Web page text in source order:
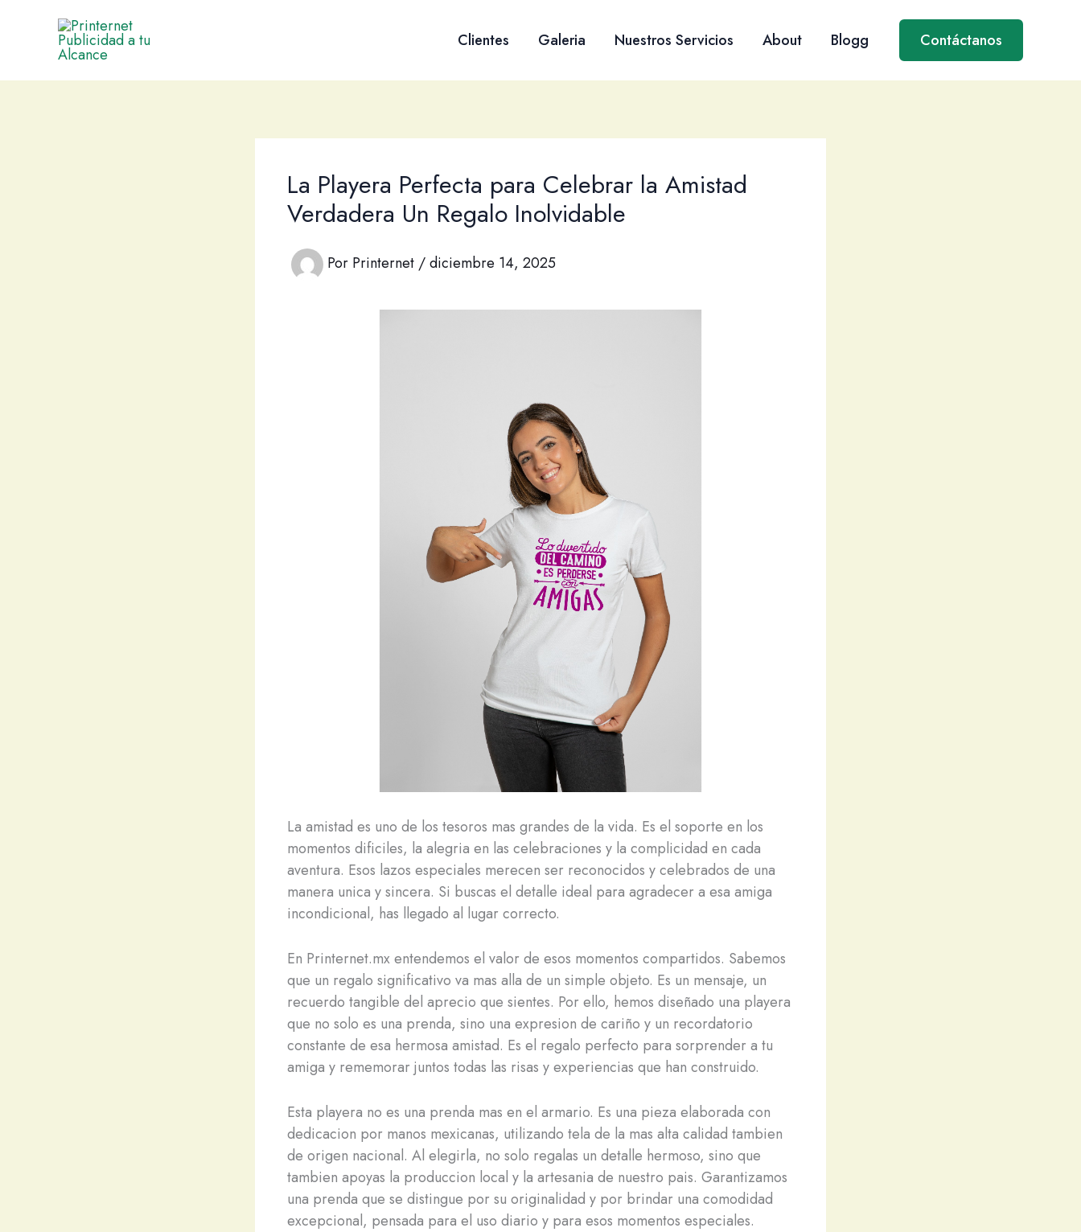
contenido
Clientes Galeria Nuestros Servicios About Blogg Contáctanos
La Playera Perfecta para Celebrar la Amistad
Verdadera Un Regalo Inolvidable
Por Printernet /diciembre 14, 2025
La amistad es uno de los tesoros mas grandes de la vida. Es el soporte en los
momentos dificiles, la alegria en las celebraciones y la complicidad en cada
aventura. Esos lazos especiales merecen ser reconocidos y celebrados de una
manera unica y sincera. Si buscas el detalle ideal para agradecer a esa amiga
incondicional, has llegado al lugar correcto.
En Printernet.mx entendemos el valor de esos momentos compartidos. Sabemos
que un regalo significativo va mas alla de un simple objeto. Es un mensaje, un
recuerdo tangible del aprecio que sientes. Por ello, hemos diseñado una playera
que no solo es una prenda, sino una expresion de cariño y un recordatorio
constante de esa hermosa amistad. Es el regalo perfecto para sorprender a tu
amiga y rememorar juntos todas las risas y experiencias que han construido.
Esta playera no es una prenda mas en el armario. Es una pieza elaborada con
dedicacion por manos mexicanas, utilizando tela de la mas alta calidad tambien
de origen nacional. Al elegirla, no solo regalas un detalle hermoso, sino que
tambien apoyas la produccion local y la artesania de nuestro pais. Garantizamos
una prenda que se distingue por su originalidad y por brindar una comodidad
excepcional, pensada para el uso diario y para esos momentos especiales.